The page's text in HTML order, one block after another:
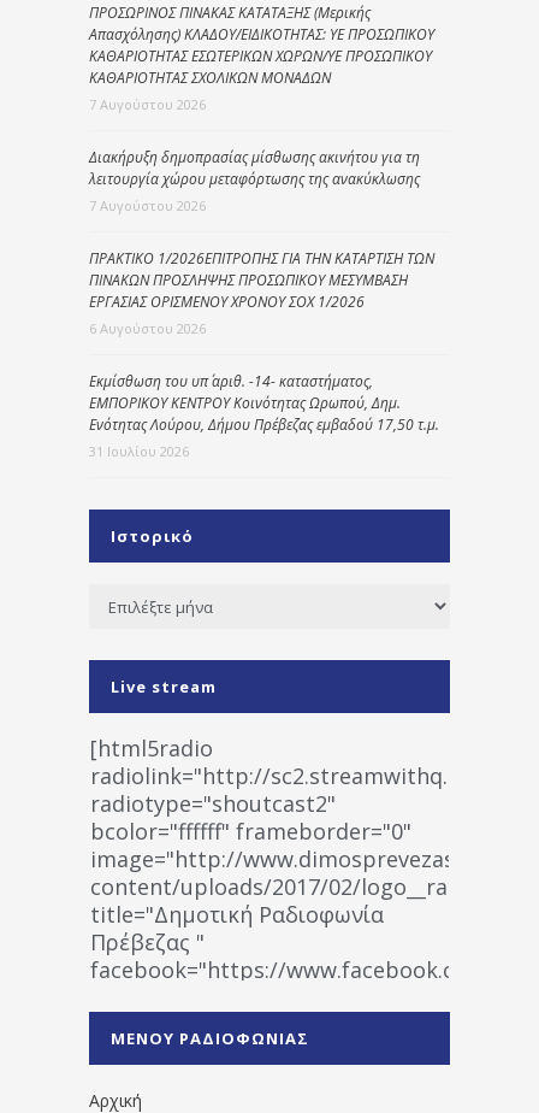
ΠΡΟΣΩΡΙΝΟΣ ΠΙΝΑΚΑΣ ΚΑΤΑΤΑΞΗΣ (Μερικής
Απασχόλησης) ΚΛΑΔΟΥ/ΕΙΔΙΚΟΤΗΤΑΣ: ΥΕ ΠΡΟΣΩΠΙΚΟΥ
ΚΑΘΑΡΙΟΤΗΤΑΣ ΕΣΩΤΕΡΙΚΩΝ ΧΩΡΩΝ/ΥΕ ΠΡΟΣΩΠΙΚΟΥ
ΚΑΘΑΡΙΟΤΗΤΑΣ ΣΧΟΛΙΚΩΝ ΜΟΝΑΔΩΝ
7 Αυγούστου 2026
Διακήρυξη δημοπρασίας μίσθωσης ακινήτου για τη
λειτουργία χώρου μεταφόρτωσης της ανακύκλωσης
7 Αυγούστου 2026
ΠΡΑΚΤΙΚΟ 1/2026ΕΠΙΤΡΟΠΗΣ ΓΙΑ ΤΗΝ ΚΑΤΑΡΤΙΣΗ ΤΩΝ
ΠΙΝΑΚΩΝ ΠΡΟΣΛΗΨΗΣ ΠΡΟΣΩΠΙΚΟΥ ΜΕΣΥΜΒΑΣΗ
ΕΡΓΑΣΙΑΣ ΟΡΙΣΜΕΝΟΥ ΧΡΟΝΟΥ ΣΟΧ 1/2026
6 Αυγούστου 2026
Εκμίσθωση του υπ΄ αριθ. -14- καταστήματος,
ΕΜΠΟΡΙΚΟΥ ΚΕΝΤΡΟΥ Κοινότητας Ωρωπού, Δημ.
Ενότητας Λούρου, Δήμου Πρέβεζας εμβαδού 17,50 τ.μ.
31 Ιουλίου 2026
Ιστορικό
Ιστορικό
Live stream
[html5radio
radiolink="http://
radiotype="shoutcast2"
bcolor="ffffff" frameborder="0"
image="http://www.dimosprevezas.gr/wp-
content/uploads/2017/02/
title="Δημοτική Ραδιοφωνία
Πρέβεζας "
facebook="https://www.facebook.com/
1531194763766854/" artist="" ]
ΜΕΝΟΥ ΡΑΔΙΟΦΩΝΙΑΣ
Αρχική